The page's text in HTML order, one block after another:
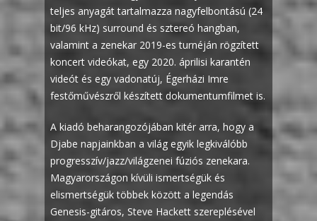
teljes anyagát tartalmazza nagyfelbontású (24
bit/96 kHz) surround és sztereó hangban,
valamint a zenekar 2019-es turnéján rögzített
koncert videókat, egy 2020. áprilisi karantén
videót és egy vadonatúj, Égerházi Imre
festőművészről készített dokumentumfilmet is.
A kiadó beharangozójában kitér arra, hogy a
Djabe napjainkban a világ egyik legkiválóbb
progresszív/jazz/világzenei fúziós zenekara.
Magyarországon kívüli ismertségük és
elismertségük többek között a legendás
Genesis-gitáros, Steve Hackett szereplésével